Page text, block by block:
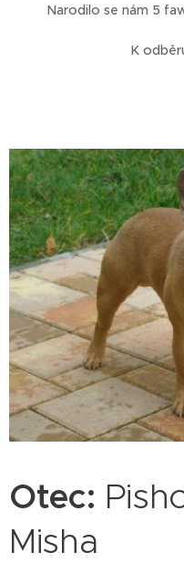
Narodilo se nám 5
K
Otec:
Misha